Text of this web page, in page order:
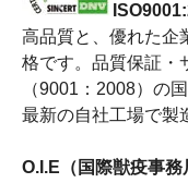
高品質と、優れた企
格です。品質保証・
（9001：2008）の
最新の自社工場で製
O.I.E（国際獣疫事務